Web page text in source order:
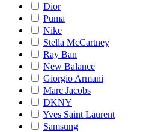
Dior
Puma
Nike
Stella McCartney
Ray Ban
New Balance
Giorgio Armani
Marc Jacobs
DKNY
Yves Saint Laurent
Samsung